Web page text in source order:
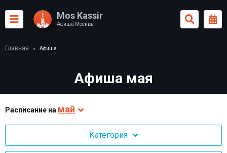
Mos Kassir
Афиша Москвы
Главная Афиша
Афиша мая
Раcписание на май
Категория